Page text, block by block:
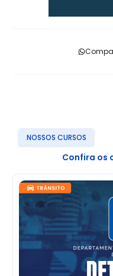
NOSSOS CURSOS
Confira os